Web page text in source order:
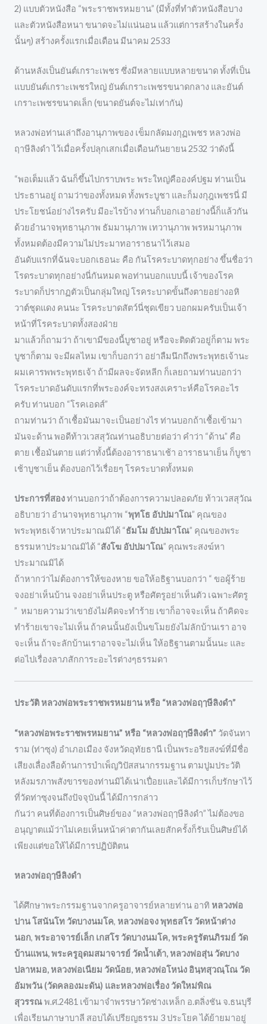
2) แบบตัวหนังสือ “พระราชพรหมยาน” (มีทั้งที่ทำตัวหนังสือบาง
และตัวหนังสือหนา ขนาดจะไม่แน่นอน แล้วแต่การสร้างในครั้ง
นั้นๆ) สร้างครั้งแรกเมื่อเดือน มีนาคม 2533
ด้านหลังเป็นยันต์เกราะเพชร ซึ่งมีหลายแบบหลายขนาด ทั้งที่เป็น
แบบยันต์เกราะเพชรใหญ่ ยันต์เกราะเพชรขนาดกลาง และยันต์
เกราะเพชรขนาดเล็ก (ขนาดยันต์จะไม่เท่ากัน)
หลวงพ่อท่านเล่าถึงอานุภาพของ เข็มกลัดมงกุฏเพชร หลวงพ่อ
ฤาษีลิงดำ ไว้เมื่อครั้งปลุกเสกเมื่อเดือนกันยายน 2532 ว่าดังนี้
“พอเต็มแล้ว ฉันก็ขึ้นไปกราบพระ พระใหญ่คือองค์ปฐม ท่านเป็น
ประธานอยู่ ถามว่าของทั้งหมด ทั้งพระบูชา และก็มงกุฎเพชรนี่ มี
ประโยชน์อย่างไรครับ มีอะไรบ้าง ท่านก็บอกเอาอย่างนี้ก็แล้วกัน
ด้วยอำนาจพุทธานุภาพ ธัมมานุภาพ เทวานุภาพ พรหมานุภาพ
ทั้งหมดต้องมีความไม่ประมาทอาราธนาไว้เสมอ
อันดับแรกที่ฉันจะบอกเธอนะ คือ กันโรคระบาดทุกอย่าง ขึ้นชื่อว่า
โรดระบาดทุกอย่างนี่กันหมด พอท่านบอกแบบนี้ เจ้าของโรค
ระบาดก็ปรากฏตัวเป็นกลุ่มใหญ่ โรคระบาดขั้นถึงตายอย่างอหิ
วาต์ชุดแดง คนนะ โรคระบาดสัตว์นี่ชุดเขียว บอกผมครับเป็นเจ้า
หน้าที่โรคระบาดทั้งสองฝ่าย
มาแล้วก็ถามว่า ถ้าเขามีของนี้บูชาอยู่ หรือจะติดตัวอยู่ก็ตาม พระ
บูชาก็ตาม จะมีผลไหม เขาก็บอกว่า อย่าลืมนึกถึงพระพุทธเจ้านะ
ผมเคารพพระพุทธเจ้า ถ้ามีผลจะจัดหลีก ก็เลยถามท่านบอกว่า
โรคระบาดอันดับแรกที่พระองค์จะทรงสงเคราะห์คือโรคอะไร
ครับ ท่านบอก “โรคเอดส์”
ถามท่านว่า ถ้าเชื้อมันมาจะเป็นอย่างไร ท่านบอกถ้าเชื้อเข้ามา
มันจะด้าน พอดีท้าวเวสสุวัณท่านอธิบายต่อว่า คำว่า “ด้าน” คือ
ตาย เชื้อมันตาย แต่ว่าทั้งนี้ต้องอาราธนาเช้า อาราธนาเย็น ก็บูชา
เช้าบูชาเย็น ต้องบอกไว้เรื่อยๆ โรคระบาดทั้งหมด
ประการที่สองท่านบอกว่าถ้าต้องการความปลอดภัย ท้าวเวสสุวัณ
อธิบายว่า อำนาจพุทธานุภาพ “พุทโธ อัปปมาโณ” คุณของ
พระพุทธเจ้าหาประมาณมิได้ “ธัมโม อัปปมาโณ” คุณของพระ
ธรรมหาประมาณมิได้ “สังโฆ อัปปมาโณ” คุณพระสงฆ์หา
ประมาณมิได้
ถ้าหากว่าไม่ต้องการให้ของหาย ขอให้อธิฐานบอกว่า “ ขอผู้ร้าย
จงอย่าเห็นบ้าน จงอย่าเห็นประตู หรือศัตรูอย่าเห็นตัว เฉพาะศัตรู
” หมายความว่าเขายังไม่คิดจะทำร้าย เขาก็อาจจะเห็น ถ้าคิดจะ
ทำร้ายเขาจะไม่เห็น ถ้าคนนั้นยังเป็นขโมยยังไม่ลักบ้านเรา อาจ
จะเห็น ถ้าจะลักบ้านเราอาจจะไม่เห็น ให้อธิฐานตามนั้นนะ และ
ต่อไปเรื่องลาภสักการะอะไรต่างๆธรรมดา
ประวัติ หลวงพ่อพระราชพรหมยาน หรือ “หลวงพ่อฤๅษีลิงดำ”
“หลวงพ่อพระราชพรหมยาน” หรือ “หลวงพ่อฤๅษีลิงดำ” วัดจันทา
ราม (ท่าซุง) อำเภอเมือง จังหวัดอุทัยธานี เป็นพระอริยสงฆ์ที่มีชื่อ
เสียงเลื่องลือด้านการบำเพ็ญวิปัสสนากรรมฐาน ตามปูมประวัติ
หลังมรภาพสังขารของท่านมิได้เน่าเปื่อยและได้มีการเก็บรักษาไว้
ที่วัดท่าซุงจนถึงปัจจุบันนี้ ได้มีการกล่าว
กันว่า คนที่ต้องการเป็นศิษย์ของ “หลวงพ่อฤๅษีลิงดำ” ไม่ต้องขอ
อนุญาตแม้ว่าไม่เคยเห็นหน้าค่าตากันเลยสักครั้งก็รับเป็นศิษย์ได้
เพียงแต่ขอให้ได้มีการปฏิบัติตน
หลวงพ่อฤๅษีลิงดำ
ได้ศึกษาพระกรรมฐานจากครูอาจารย์หลายท่าน อาทิ หลวงพ่อ
ปาน โสนันโท วัดบางนมโค, หลวงพ่อจง พุทธสโร วัดหน้าต่าง
นอก, พระอาจารย์เล็ก เกสโร วัดบางนมโค, พระครูรัตนภิรมย์ วัด
บ้านแพน, พระครูอุดมสมาจารย์ วัดน้ำเต้า, หลวงพ่อสุ่น วัดบาง
ปลาหมอ, หลวงพ่อเนียม วัดน้อย, หลวงพ่อโหน่ง อินฺทสุวณฺโณ วัด
อัมพวัน (วัดคลองมะดัน) และหลวงพ่อเรื่อง วัดใหม่พิณ
สุวรรณพ.ศ.2481 เข้ามาจำพรรษาวัดช่างเหล็ก อ.ตลิ่งชัน จ.ธนบุรี
เพื่อเรียนภาษาบาลี สอบได้เปรียญธรรม 3 ประโยค ได้ย้ายมาอยู่